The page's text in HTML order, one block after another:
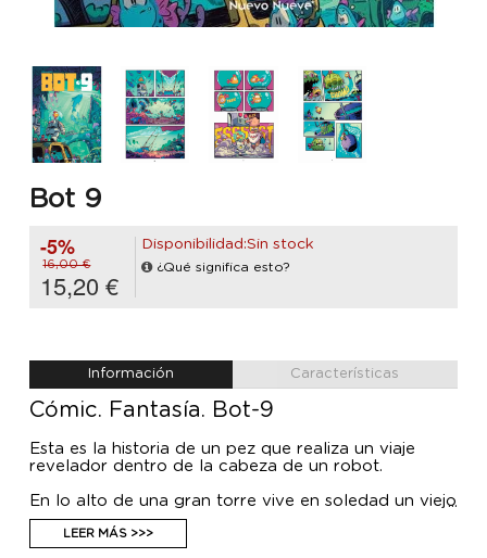
Bot 9
-5%
16,00 €
15,20 €
Disponibilidad:Sin stock
¿Qué significa esto?
Información Características
Cómic. Fantasía. Bot-9
Esta es la historia de un pez que realiza un viaje
revelador dentro de la cabeza de un robot.
En lo alto de una gran torre vive en soledad un viejo
ingeniero con una sola pierna que construye robots
en su taller. Como ya no puede hacer el traicionero
descenso por las escaleras hasta la base de su torre,
LEER MÁS >>>